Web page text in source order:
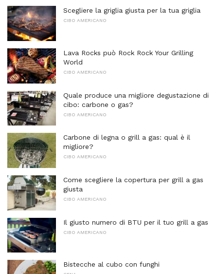
Scegliere la griglia giusta per la tua griglia
CIBO AMERICANO
Lava Rocks può Rock Rock Your Grilling
World
CIBO AMERICANO
Quale produce una migliore degustazione di
cibo: carbone o gas?
CIBO AMERICANO
Carbone di legna o grill a gas: qual è il
migliore?
CIBO AMERICANO
Come scegliere la copertura per grill a gas
giusta
CIBO AMERICANO
Il giusto numero di BTU per il tuo grill a gas
CIBO AMERICANO
Bistecche al cubo con funghi